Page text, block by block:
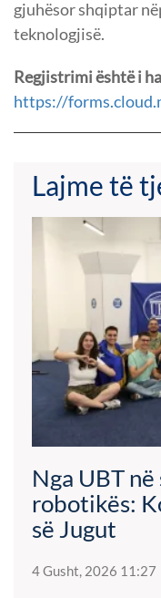
gjuhësor shqiptar
teknologjisë.
Regjistrimi është i
https://
Lajme të
Nga UBT
robotikës:
së Jugut
4 Gusht, 2026 11:27